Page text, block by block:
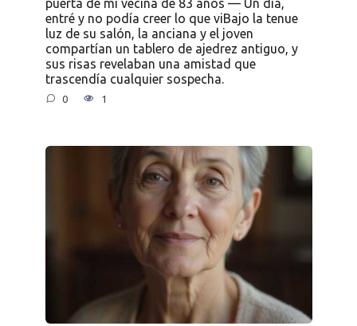
entré y no podía creer lo que viBajo la tenue
luz de su salón, la anciana y el joven
compartían un tablero de ajedrez antiguo, y
sus risas revelaban una amistad que
trascendía cualquier sospecha.
0 1